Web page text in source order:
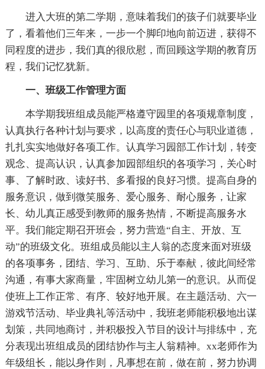
进入大班的第二学期，意味着我们的孩子们就要毕业
了，看着他们三年来，一步一个脚印地向前迈进，获得不
同程度的进步，我们真的很欣慰，而回顾这学期的教育历
程，我们记忆犹新。
一、班级工作管理方面
本学期我班组成员能严格遵守园里的各项规章制度，
认真执行各种计划与要求，以高度的责任心与职业道德，
扎扎实实地做好各项工作。认真学习园部工作计划，转变
观念、提高认识，认真参加园部组织的各项学习，关心时
事、了解时政、读好书、多看报的良好习惯。提高自身的
服务意识，做到微笑服务、爱心服务、耐心服务，让家
长、幼儿真正感受到教师的服务热情，不断提高服务水
平。我们能定期召开班会，努力营造“自主、开放、互
动”的班级文化。班组成员能以主人翁的态度来面对班级
的各项事务，团结、学习、互助、乐于奉献，彼此间经常
沟通，有事大家商量，牢固树立幼儿第一的意识。从而促
使班上工作正常、有序、较好地开展。在主题活动、六一
游戏节活动、毕业典礼等活动中，我班老师能积极地出谋
划策，共同地商讨，并积极投入节目的设计与排练中，充
分表现出班组成员的团结协作与主人翁精神。xx老师作为
年级组长，能以身作则，凡事想在前，做在前，努力协调